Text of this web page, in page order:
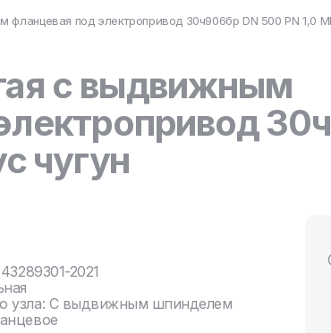
под электропривод 30ч906бр DN 500 PN 1,0
с выдвижным
чугун
2021
узла: С выдвижным шпинделем